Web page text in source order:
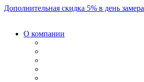
Дополнительная скидка 5% в день замера
О компании